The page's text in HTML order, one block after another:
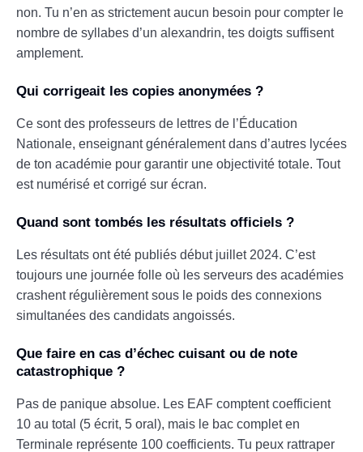
non. Tu n’en as strictement aucun besoin pour compter le
nombre de syllabes d’un alexandrin, tes doigts suffisent
amplement.
Qui corrigeait les copies anonymées ?
Ce sont des professeurs de lettres de l’Éducation
Nationale, enseignant généralement dans d’autres lycées
de ton académie pour garantir une objectivité totale. Tout
est numérisé et corrigé sur écran.
Quand sont tombés les résultats officiels ?
Les résultats ont été publiés début juillet 2024. C’est
toujours une journée folle où les serveurs des académies
crashent régulièrement sous le poids des connexions
simultanées des candidats angoissés.
Que faire en cas d’échec cuisant ou de note
catastrophique ?
Pas de panique absolue. Les EAF comptent coefficient
10 au total (5 écrit, 5 oral), mais le bac complet en
Terminale représente 100 coefficients. Tu peux rattraper